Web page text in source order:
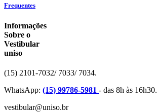
Frequentes
Informações
Sobre o
Vestibular
uniso
(15) 2101-7032/ 7033/ 7034.
WhatsApp: (15) 99786-5981 - das 8h às 16h30.
vestibular@uniso.br